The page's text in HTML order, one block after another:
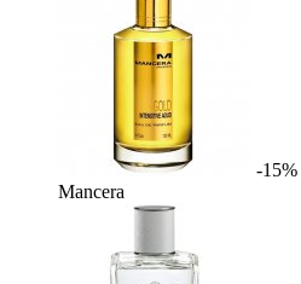
-15%
Mancera